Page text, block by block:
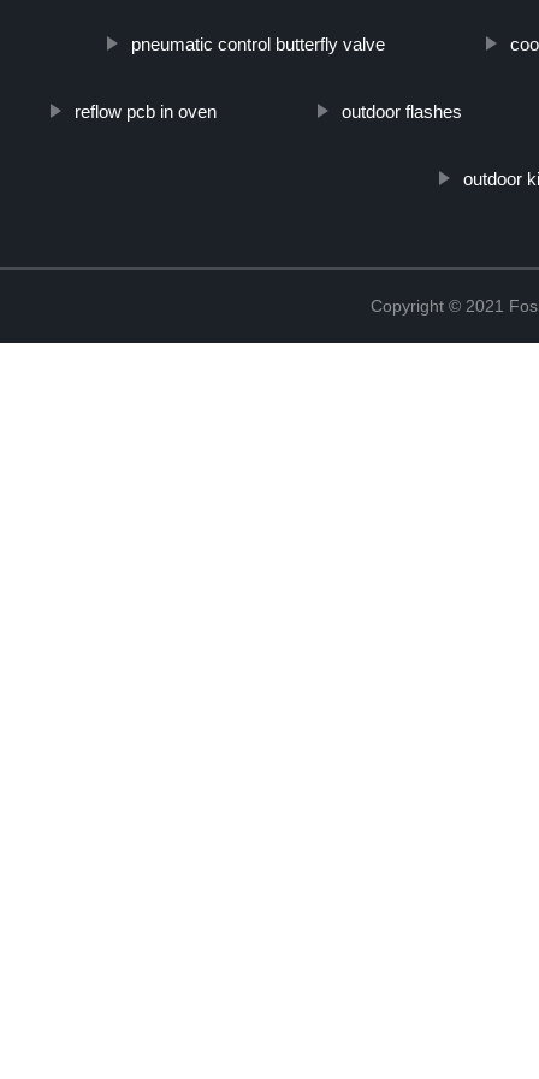
pneumatic control butterfly valve
reflow pcb in oven outdoor flashes
outdoor
Copyright © 2021